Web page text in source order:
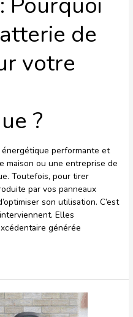
de
votre
?
énergétique performante et
maison ou une entreprise de
Toutefois, pour tirer
par vos panneaux
son utilisation. C’est
Elles
générée